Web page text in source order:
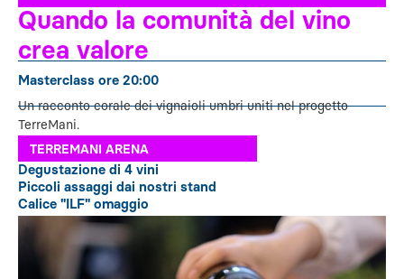
Quando la comunità del vino
crea valore
Masterclass ore 20:00
Un racconto corale dei vignaioli umbri uniti nel progetto
TerreMani.
TERREMANI ARENA
Degustazione di 4 vini
Piccoli assaggi dai nostri stand
Calice "ILF" omaggio
Costo 8€ a persona